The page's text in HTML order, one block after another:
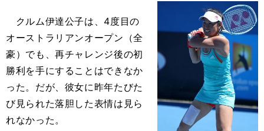
クルム伊達公子は、4度目の
オーストラリアンオープン（全
豪）でも、再チャレンジ後の初
勝利を手にすることはできなか
った。だが、彼女に昨年たびた
び見られた落胆した表情は見ら
れなかった。